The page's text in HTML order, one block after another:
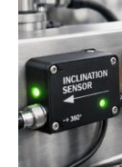
n
n
a
h
: